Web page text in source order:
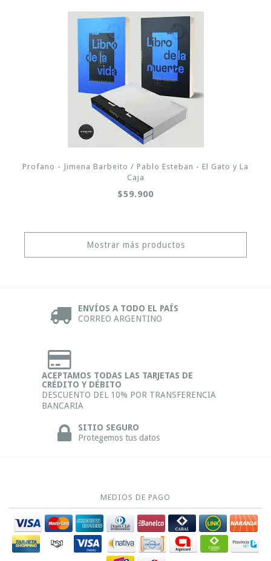
Profano - Jimena Barbeito / Pablo Esteban - El Gato y La
Caja
$59.900
Mostrar más productos
ENVÍOS A TODO EL PAÍS
CORREO ARGENTINO
ACEPTAMOS TODAS LAS TARJETAS DE
CRÉDITO Y DÉBITO
DESCUENTO DEL 10% POR TRANSFERENCIA
BANCARIA
SITIO SEGURO
Protegemos tus datos
MEDIOS DE PAGO